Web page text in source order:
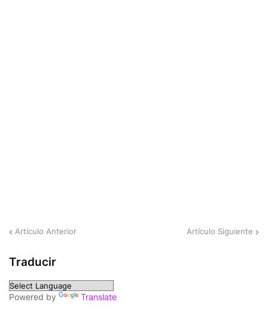
Artículo Anterior Artículo Siguiente
Traducir
Powered by Translate